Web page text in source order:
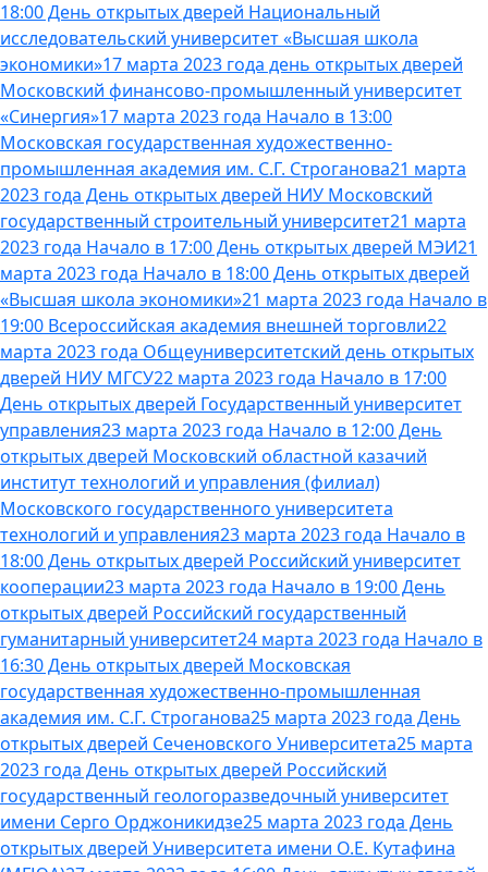
18:00 День открытых дверей Национальный
исследовательский университет «Высшая школа
экономики»17 марта 2023 года день открытых дверей
Московский финансово-промышленный университет
«Синергия»17 марта 2023 года Начало в 13:00
Московская государственная художественно-
промышленная академия им. С.Г. Строганова21 марта
2023 года День открытых дверей НИУ Московский
государственный строительный университет21 марта
2023 года Начало в 17:00 День открытых дверей МЭИ21
марта 2023 года Начало в 18:00 День открытых дверей
«Высшая школа экономики»21 марта 2023 года Начало в
19:00 Всероссийская академия внешней торговли22
марта 2023 года Общеуниверситетский день открытых
дверей НИУ МГСУ22 марта 2023 года Начало в 17:00
День открытых дверей Государственный университет
управления23 марта 2023 года Начало в 12:00 День
открытых дверей Московский областной казачий
институт технологий и управления (филиал)
Московского государственного университета
технологий и управления23 марта 2023 года Начало в
18:00 День открытых дверей Российский университет
кооперации23 марта 2023 года Начало в 19:00 День
открытых дверей Российский государственный
гуманитарный университет24 марта 2023 года Начало в
16:30 День открытых дверей Московская
государственная художественно-промышленная
академия им. С.Г. Строганова25 марта 2023 года День
открытых дверей Сеченовского Университета25 марта
2023 года День открытых дверей Российский
государственный геологоразведочный университет
имени Серго Орджоникидзе25 марта 2023 года День
открытых дверей Университета имени О.Е. Кутафина